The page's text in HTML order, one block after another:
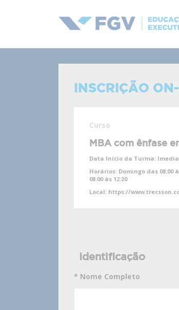
INSCRIÇÃO
Curso
MBA com ênfase
Data Início da Turma:
Horários: Domingo das 08:00
08:00 às 12:20
Local: https://
Identificação
* Nome Completo